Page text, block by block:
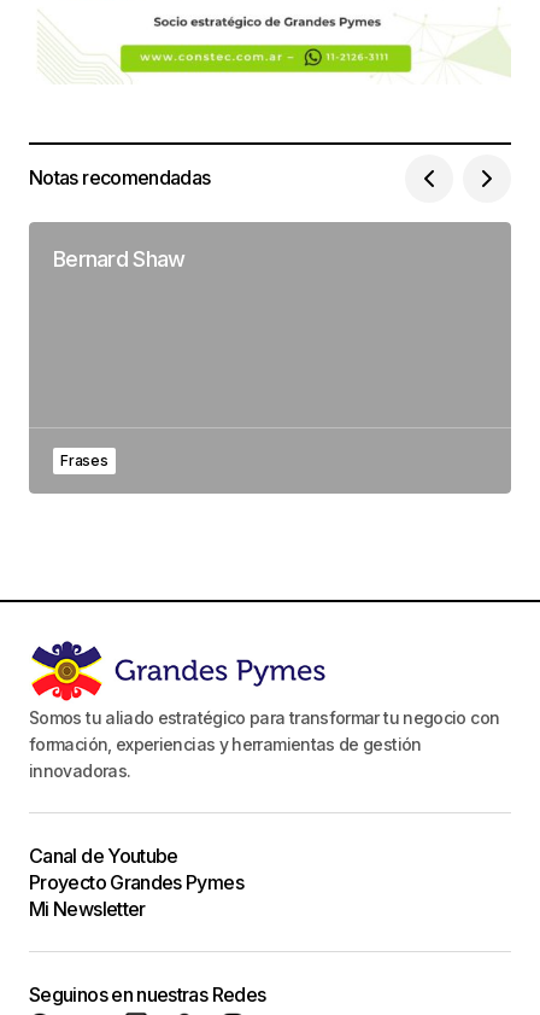
Notas recomendadas
Bernard Shaw
Frases
Somos tu aliado estratégico para transformar tu negocio con
formación, experiencias y herramientas de gestión
innovadoras.
Canal de Youtube
Proyecto Grandes Pymes
Mi Newsletter
Seguinos en nuestras Redes